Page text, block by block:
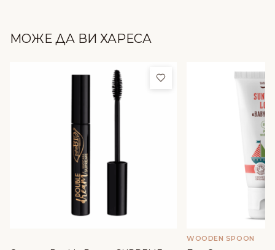
МОЖЕ ДА ВИ ХАРЕСА
Добави в любими
WOODEN SPOON